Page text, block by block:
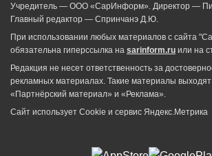
Учредитель — ООО «СарИнформ». Директор —
Главный редактор — Спринчанэ Д.Ю.
При использовании любых материалов с сайта
обязательна гиперссылка на sarinform.ru или на
Редакция не несет ответственность за
рекламных материалах. Такие материалы выходят
«Партнёрский материал» и «Реклама».
Сайт использует Cookie и сервиc Яндекс.Метрика